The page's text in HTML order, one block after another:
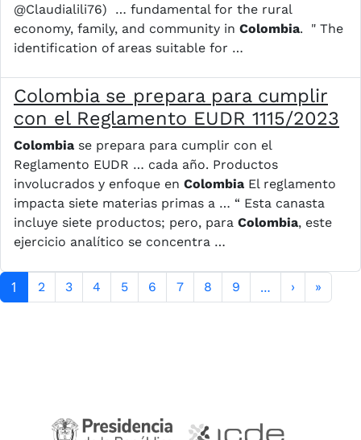
@Claudialili76) … fundamental for the rural
economy, family, and community in Colombia. " The
identification of areas suitable for …
Colombia se prepara para cumplir
con el Reglamento EUDR 1115/2023
Colombia se prepara para cumplir con el
Reglamento EUDR … cada año. Productos
involucrados y enfoque en Colombia El reglamento
impacta siete materias primas a … “ Esta canasta
incluye siete productos; pero, para Colombia, este
ejercicio analítico se concentra …
Paginación
1 2 3 4 5 6 7 8 9 … › Siguiente
»